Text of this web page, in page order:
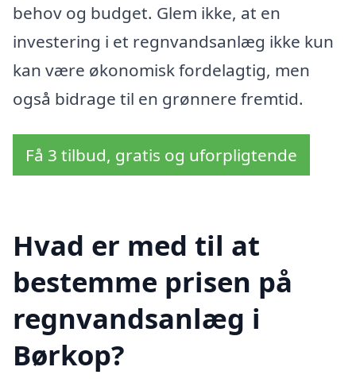
behov og budget. Glem ikke, at en
investering i et regnvandsanlæg ikke kun
kan være økonomisk fordelagtig, men
også bidrage til en grønnere fremtid.
Få 3 tilbud, gratis og uforpligtende
Hvad er med til at
bestemme prisen på
regnvandsanlæg i
Børkop?